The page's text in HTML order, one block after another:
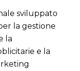
sviluppato
la gestione
la
e la